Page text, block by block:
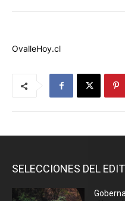
SELECCIONES DEL